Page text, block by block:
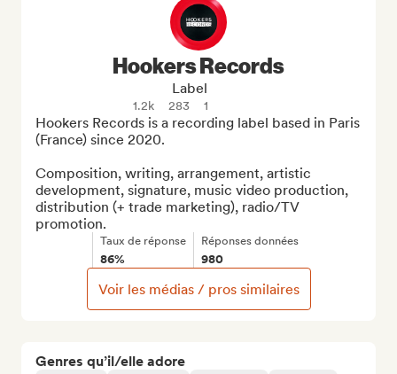
Genres qu’il/elle adore
Hookers Records
Label
1.2k 283 1
Hookers Records is a recording label based in Paris
(France) since 2020.
Composition, writing, arrangement, artistic
development, signature, music video production,
distribution (+ trade marketing), radio/TV
promotion.
Taux de réponse
86%
Réponses données
980
Voir les médias / pros similaires